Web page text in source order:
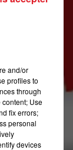
and/or
profiles to
through
Use
fix errors;
personal
devices